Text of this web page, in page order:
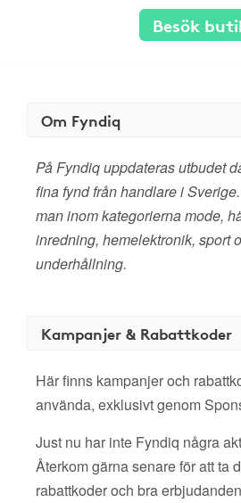
Besök
Om Fyndiq
På Fyndiq uppdateras utbudet
fina fynd från handlare i
man inom kategorierna mode,
inredning, hemelektronik, sport
underhållning.
Kampanjer & Rabattkoder
Här finns kampanjer och
använda, exklusivt genom
Just nu har inte Fyndiq några
Återkom gärna senare för att ta
rabattkoder och bra